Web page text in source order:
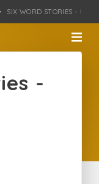
SIX WORD STORIES -
-